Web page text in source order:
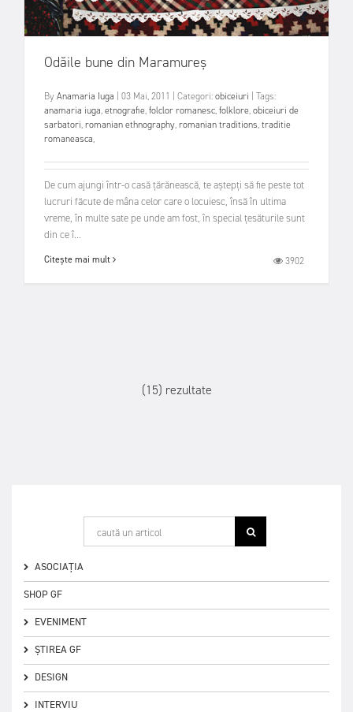
Odăile bune din Maramureș
ByAnamaria Iuga 03 Mai, 2011 Categori:obiceiuri
Tags:
anamaria iuga,etnografie,folclor romanesc,folklore,obiceiuri de
sarbatori,romanian ethnography,romanian traditions,traditie
romaneasca,
De cum ajungi într-o casă ţărănească, te aştepţi să fie peste tot
lucruri făcute de mâna celor care o locuiesc, însă în ultima
vreme, în multe sate pe unde am fost, în special ţesăturile sunt
din ce î...
3902
Citește mai mult
(15) rezultate
ASOCIAȚIA
SHOP GF
EVENIMENT
ȘTIREA GF
DESIGN
INTERVIU